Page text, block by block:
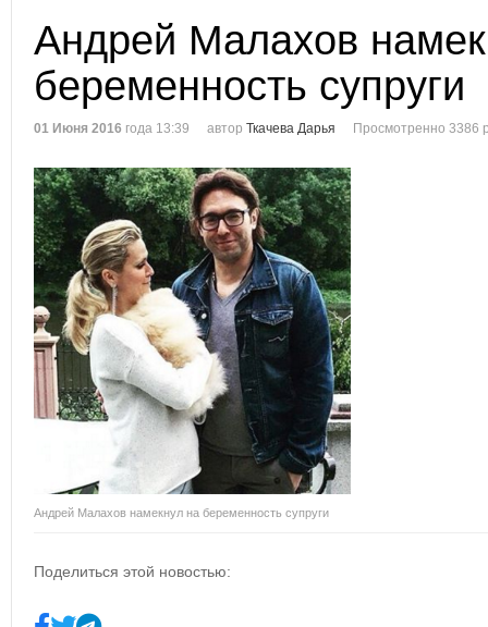
Андрей Малахов
беременность супруги
01 Июня 2016 года 13:39 автор Ткачева Дарья Просмотренно 3386
Андрей Малахов намекнул на беременность супруги
Поделиться этой новостью: